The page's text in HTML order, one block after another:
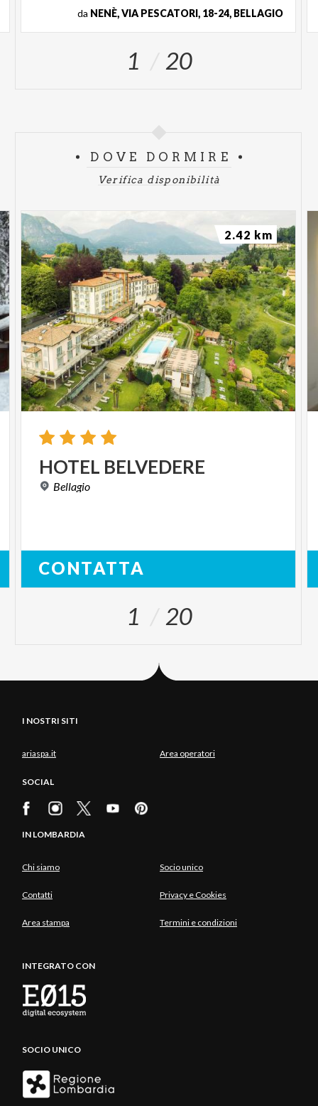
da NENÈ, VIA PESCATORI, 18-24, BELLAGIO
1 20
DOVE DORMIRE
Verifica disponibilità
HOTEL BELVEDERE
Bellagio
CONTATTA
2.42 km
1 20
I NOSTRI SITI
ariaspa.it Area operatori
SOCIAL
IN LOMBARDIA
Chi siamo Socio unico
Contatti Privacy e Cookies
Area stampa Termini e condizioni
INTEGRATO CON
SOCIO UNICO